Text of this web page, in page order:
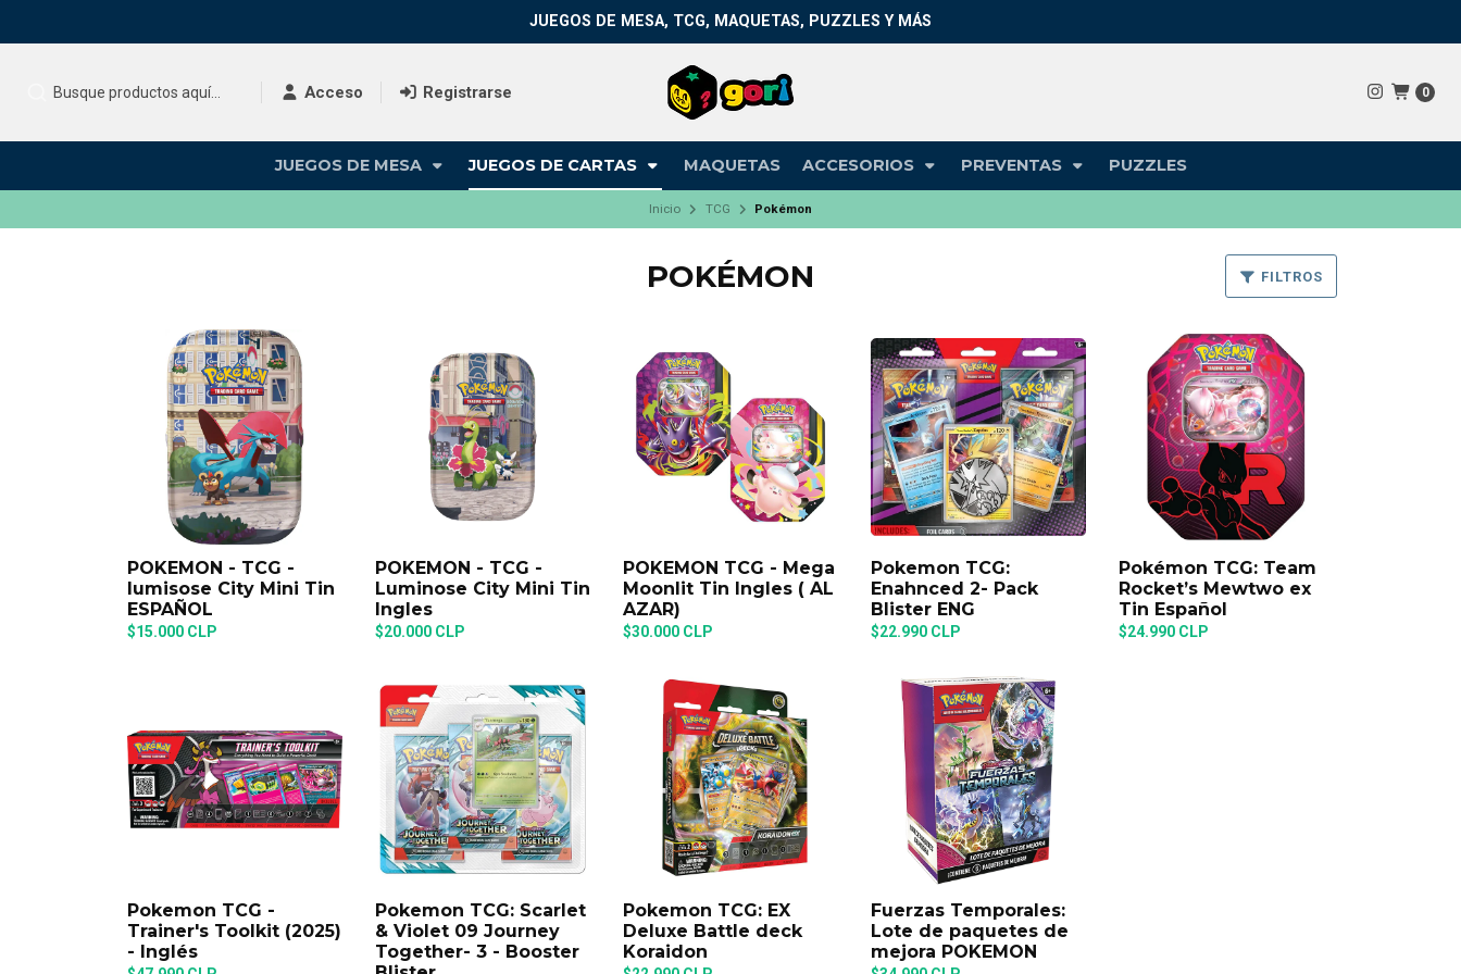
Acceso Registrarse 0
JUEGOS DE MESA JUEGOS DE CARTAS MAQUETAS ACCESORIOS PREVENTAS PUZZLES
JUEGOS DE MESA, TCG, MAQUETAS, PUZZLES Y MÁS
Inicio TCG Pokémon
POKÉMON FILTROS
POKEMON - TCG -
lumisose City Mini Tin
ESPAÑOL
$15.000 CLP
POKEMON - TCG -
Luminose City Mini Tin
Ingles
$20.000 CLP
POKEMON TCG - Mega
Moonlit Tin Ingles ( AL
AZAR)
$30.000 CLP
Pokemon TCG:
Enahnced 2- Pack
Blister ENG
$22.990 CLP
Pokémon TCG: Team
Rocket’s Mewtwo ex
Tin Español
$24.990 CLP
Pokemon TCG -
Trainer's Toolkit (2025)
- Inglés
Pokemon TCG: Scarlet
& Violet 09 Journey
Together- 3 - Booster
Pokemon TCG: EX
Deluxe Battle deck
Koraidon
Fuerzas Temporales:
Lote de paquetes de
mejora POKEMON